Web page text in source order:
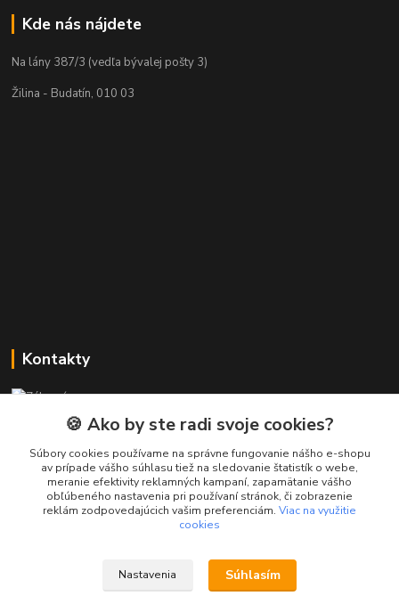
Kde nás nájdete
Na lány 387/3 (vedľa bývalej pošty 3)
Žilina - Budatín, 010 03
Kontakty
+421 911 010 560
Po-Pia, 13-17 hod.
info@presmartfon.sk
🍪 Ako by ste radi svoje cookies?
Súbory cookies používame na správne fungovanie nášho e-shopu
av prípade vášho súhlasu tiež na sledovanie štatistík o webe,
meranie efektivity reklamných kampaní, zapamätanie vášho
obľúbeného nastavenia pri používaní stránok, či zobrazenie
reklám zodpovedajúcich vašim preferenciám. Viac na využitie
cookies
Nastavenia Súhlasím